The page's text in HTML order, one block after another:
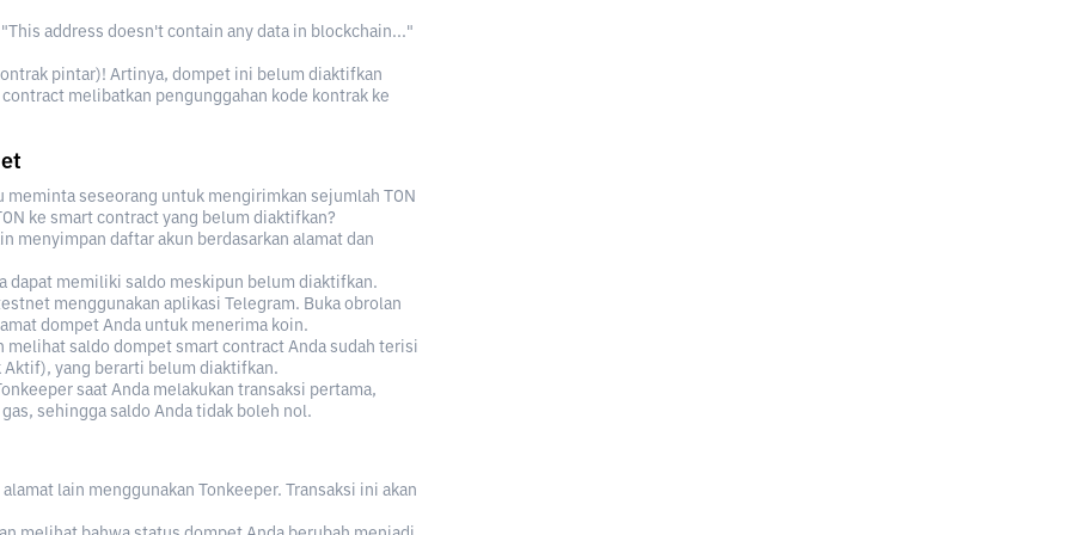
address doesn't contain any data in blockchain..."
pintar)! Artinya, dompet ini belum diaktifkan
melibatkan pengunggahan kode kontrak ke
seseorang untuk mengirimkan sejumlah TON
ke smart contract yang belum diaktifkan?
menyimpan daftar akun berdasarkan alamat dan
dapat memiliki saldo meskipun belum diaktifkan.
menggunakan aplikasi Telegram. Buka obrolan
dompet Anda untuk menerima koin.
melihat saldo dompet smart contract Anda sudah terisi
Aktif), yang berarti belum diaktifkan.
saat Anda melakukan transaksi pertama,
sehingga saldo Anda tidak boleh nol.
lain menggunakan Tonkeeper. Transaksi ini akan